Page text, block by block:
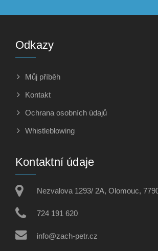
Odkazy
Můj příběh
Kontakt
Ochrana osobních údajů
Whistleblowing
Kontaktní údaje
Nezvalova 1293/ 2A, Olomouc,
724 191 620
info@zach-petr.cz